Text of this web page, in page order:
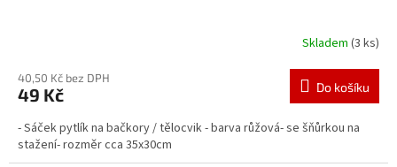
Skladem (3 ks)
40,50 Kč bez DPH
49 Kč Do košíku
- Sáček pytlík na bačkory / tělocvik - barva růžová- se šňůrkou na
stažení- rozměr cca 35x30cm